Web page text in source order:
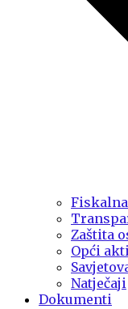
Zaštita
Opći
Natječaji
Dokumenti